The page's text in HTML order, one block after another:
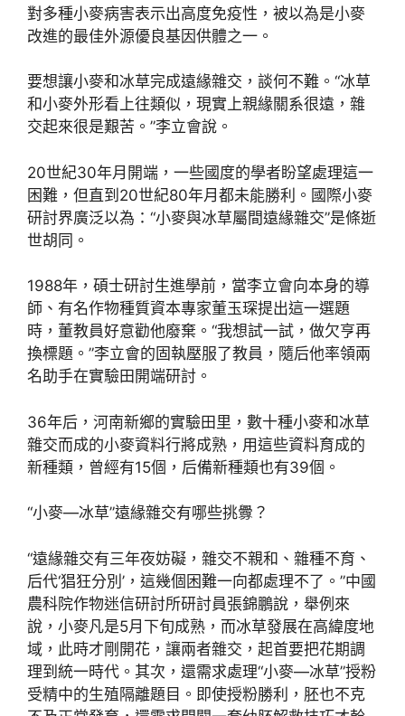
對多種小麥病害表示出高度免疫性，被以為是小麥
改進的最佳外源優良基因供體之一。
要想讓小麥和冰草完成遠緣雜交，談何不難。“冰草
和小麥外形看上往類似，現實上親緣關系很遠，雜
交起來很是艱苦。”李立會說。
20世紀30年月開端，一些國度的學者盼望處理這一
困難，但直到20世紀80年月都未能勝利。國際小麥
研討界廣泛以為：“小麥與冰草屬間遠緣雜交”是條逝
世胡同。
1988年，碩士研討生進學前，當李立會向本身的導
師、有名作物種質資本專家董玉琛提出這一選題
時，董教員好意勸他廢棄。“我想試一試，做欠亨再
換標題。”李立會的固執壓服了教員，隨后他率領兩
名助手在實驗田開端研討。
36年后，河南新鄉的實驗田里，數十種小麥和冰草
雜交而成的小麥資料行將成熟，用這些資料育成的
新種類，曾經有15個，后備新種類也有39個。
“小麥—冰草”遠緣雜交有哪些挑釁？
“遠緣雜交有三年夜妨礙，雜交不親和、雜種不育、
后代‘猖狂分別’，這幾個困難一向都處理不了。”中國
農科院作物迷信研討所研討員張錦鵬說，舉例來
說，小麥凡是5月下旬成熟，而冰草發展在高緯度地
域，此時才剛開花，讓兩者雜交，起首要把花期調
理到統一時代。其次，還需求處理“小麥—冰草”授粉
受精中的生殖隔離題目。即使授粉勝利，胚也不克